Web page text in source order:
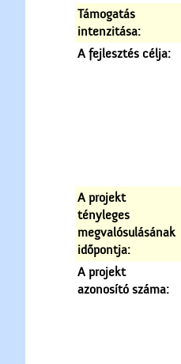
Támogatás
intenzitása:
A fejlesztés célja:
A projekt
tényleges
megvalósulásának
időpontja:
A projekt
azonosító száma: